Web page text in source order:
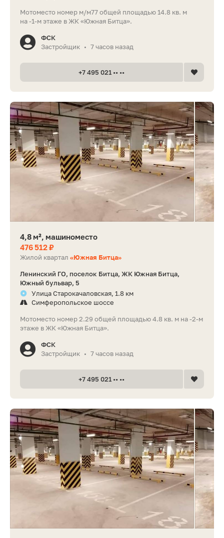
Мотоместо номер м/м77 общей площадью 14.8 кв. м
на -1-м этаже в ЖК «Южная Битца».
ФСК
Застройщик • 7 часов назад
+7 495 021 •• ••
4,8 м², машиноместо
476 512 ₽
Жилой квартал «Южная Битца»
Ленинский ГО, поселок Битца, ЖК Южная Битца,
Южный бульвар, 5
Улица Старокачаловская, 1.8 км
Симферопольское шоссе
Мотоместо номер 2.29 общей площадью 4.8 кв. м на -2-м
этаже в ЖК «Южная Битца».
ФСК
Застройщик • 7 часов назад
+7 495 021 •• ••